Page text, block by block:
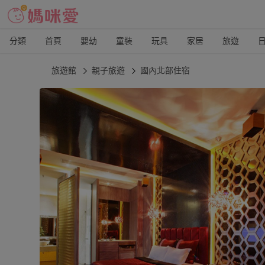
分類 首頁 嬰幼 童裝 玩具 家居 旅遊
旅遊館 親子旅遊 國內北部住宿